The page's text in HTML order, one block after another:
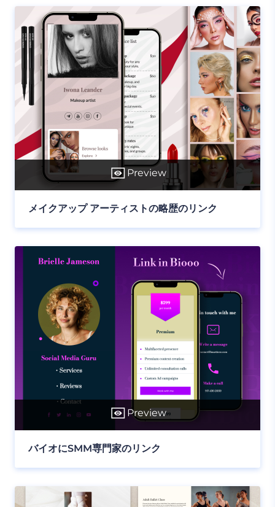
Preview
メイクアップ アーティストの略歴のリンク
Preview
バイオにSMM専門家のリンク